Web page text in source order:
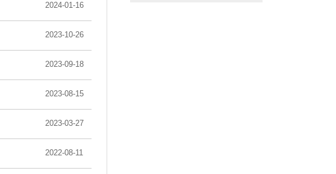
2024-01-16
2023-10-26
2023-09-18
2023-08-15
2023-03-27
2022-08-11